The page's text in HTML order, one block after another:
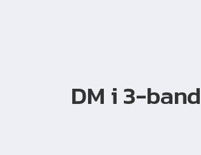
DM i 3-